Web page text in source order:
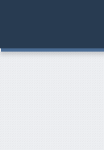
contenido